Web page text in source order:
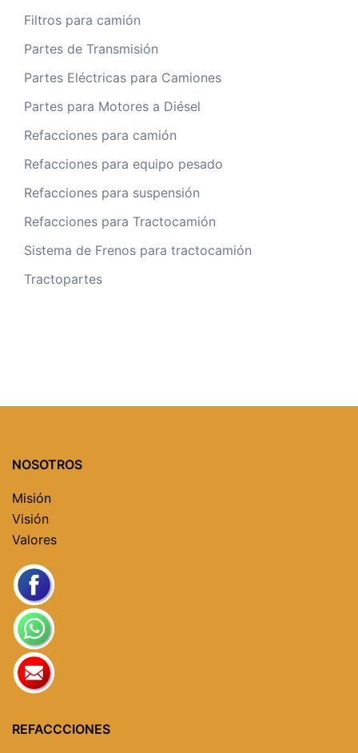
Filtros para camión
Partes de Transmisión
Partes Eléctricas para Camiones
Partes para Motores a Diésel
Refacciones para camión
Refacciones para equipo pesado
Refacciones para suspensión
Refacciones para Tractocamión
Sistema de Frenos para tractocamión
Tractopartes
NOSOTROS
Misión
Visión
Valores
REFACCCIONES